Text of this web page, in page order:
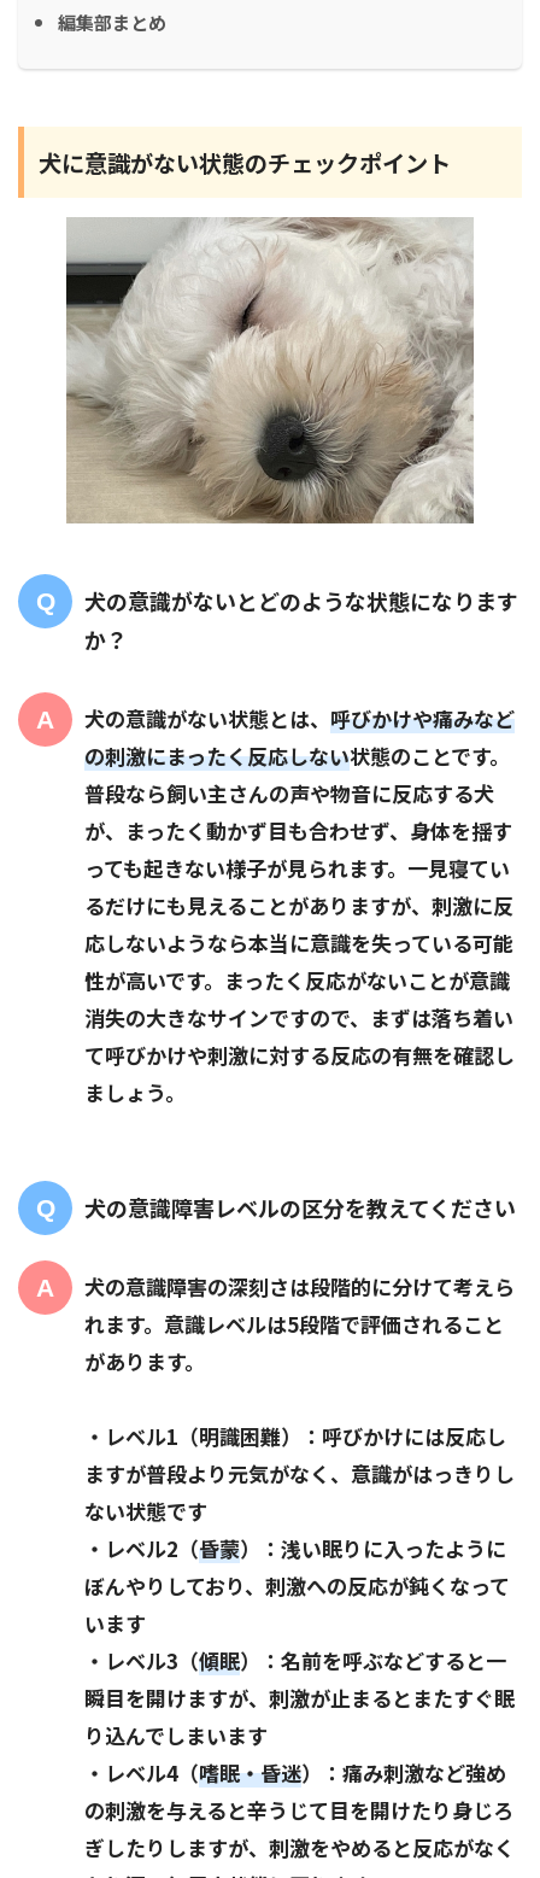
編集部まとめ
犬に意識がない状態のチェックポイント
犬の意識がないとどのような状態になります
か？
犬の意識がない状態とは、 呼びかけや痛みなど
の刺激にまったく反応しない状態のことです。
普段なら飼い主さんの声や物音に反応する犬
が、まったく動かず目も合わせず、身体を揺す
っても起きない様子が見られます。一見寝てい
るだけにも見えることがありますが、刺激に反
応しないようなら本当に意識を失っている可能
性が高いです。まったく反応がないことが意識
消失の大きなサインですので、まずは落ち着い
て呼びかけや刺激に対する反応の有無を確認し
ましょう。
犬の意識障害レベルの区分を教えてください
犬の意識障害の深刻さは段階的に分けて考えら
れます。意識レベルは5段階で評価されること
があります。
・レベル1（明識困難）：呼びかけには反応し
ますが普段より元気がなく、意識がはっきりし
ない状態です
・レベル2（昏蒙）：浅い眠りに入ったように
ぼんやりしており、刺激への反応が鈍くなって
います
・レベル3（傾眠）：名前を呼ぶなどすると一
瞬目を開けますが、刺激が止まるとまたすぐ眠
り込んでしまいます
・レベル4（嗜眠・昏迷）：痛み刺激など強め
の刺激を与えると辛うじて目を開けたり身じろ
ぎしたりしますが、刺激をやめると反応がなく